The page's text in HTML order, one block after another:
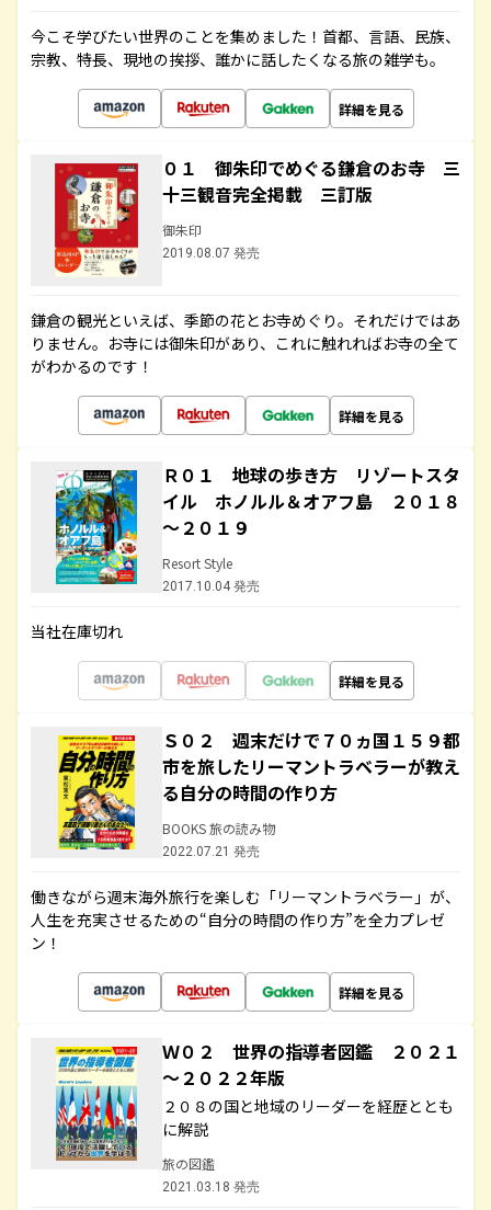
今こそ学びたい世界のことを集めました！首都、言語、民族、
宗教、特長、現地の挨拶、誰かに話したくなる旅の雑学も。
詳細を見る
０１ 御朱印でめぐる鎌倉のお寺 三
十三観音完全掲載 三訂版
御朱印
2019.08.07 発売
鎌倉の観光といえば、季節の花とお寺めぐり。それだけではあ
りません。お寺には御朱印があり、これに触れればお寺の全て
がわかるのです！
詳細を見る
Ｒ０１ 地球の歩き方 リゾートスタ
イル ホノルル＆オアフ島 ２０１８
～２０１９
Resort Style
2017.10.04 発売
当社在庫切れ
詳細を見る
Ｓ０２ 週末だけで７０ヵ国１５９都
市を旅したリーマントラベラーが教え
る自分の時間の作り方
BOOKS 旅の読み物
2022.07.21 発売
働きながら週末海外旅行を楽しむ「リーマントラベラー」が、
人生を充実させるための“自分の時間の作り方”を全力プレゼ
ン！
詳細を見る
Ｗ０２ 世界の指導者図鑑 ２０２１
～２０２２年版
２０８の国と地域のリーダーを経歴ととも
に解説
旅の図鑑
2021.03.18 発売